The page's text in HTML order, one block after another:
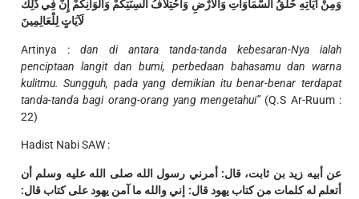
وَمِنْ آيَاتِهِ خَلْقُ السَّمَاوَاتِ وَالْأَرْضِ وَاخْتِلَافُ أَلْسِنَتِكُمْ وَأَلْوَانِكُمْ إِنَّ فِي ذَلِكَ
لَآيَاتٍ لِلْعَالِمِينَ
Artinya :dan di antara tanda-tanda kebesaran-Nya ialah
penciptaan langit dan bumi, perbedaan bahasamu dan warna
kulitmu. Sungguh, pada yang demikian itu benar-benar terdapat
tanda-tanda bagi orang-orang yang mengetahui”(Q.S Ar-Ruum :
22)
Hadist Nabi SAW :
عن أبيه زيد بن ثابت، قال: أمرني رسول الله صلى الله عليه وسلم أن
أتعلم له كلمات من كتاب يهود قال: إني والله ما آمن يهود على كتاب قال: